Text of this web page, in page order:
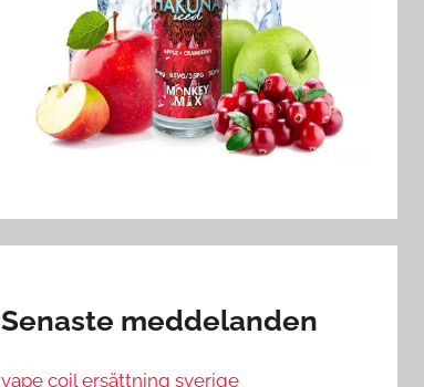
Senaste meddelanden
vape coil ersättning sverige